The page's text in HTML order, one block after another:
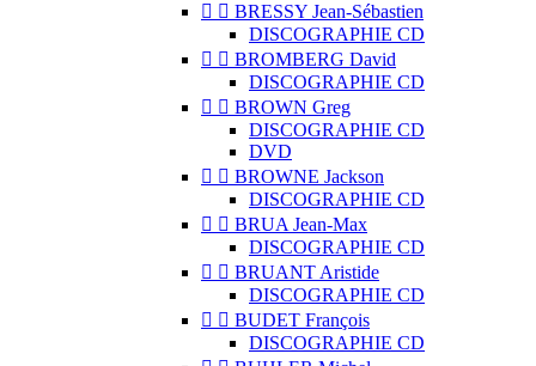
  BRESSY Jean-Sébastien
DISCOGRAPHIE CD
  BROMBERG David
DISCOGRAPHIE CD
  BROWN Greg
DISCOGRAPHIE CD
DVD
  BROWNE Jackson
DISCOGRAPHIE CD
  BRUA Jean-Max
DISCOGRAPHIE CD
  BRUANT Aristide
DISCOGRAPHIE CD
  BUDET François
DISCOGRAPHIE CD